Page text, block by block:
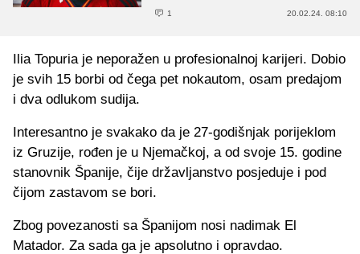
1 20.02.24. 08:10
Ilia Topuria je neporažen u profesionalnoj karijeri. Dobio
je svih 15 borbi od čega pet nokautom, osam predajom
i dva odlukom sudija.
Interesantno je svakako da je 27-godišnjak porijeklom
iz Gruzije, rođen je u Njemačkoj, a od svoje 15. godine
stanovnik Španije, čije državljanstvo posjeduje i pod
čijom zastavom se bori.
Zbog povezanosti sa Španijom nosi nadimak El
Matador. Za sada ga je apsolutno i opravdao.